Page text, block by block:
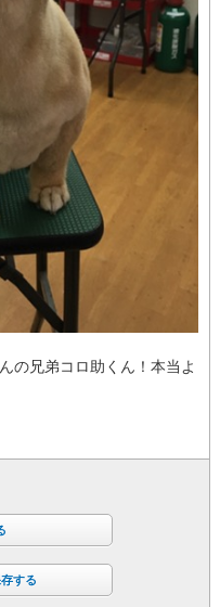
の兄弟コロ助くん！本当よ
する